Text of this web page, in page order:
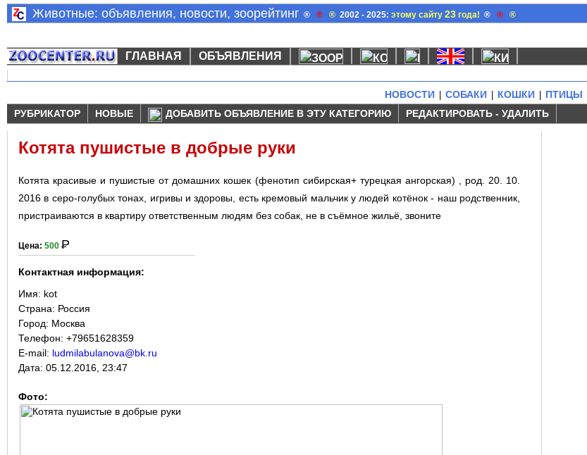
Животные: объявления, новости, зоорейтинг ® ® ® 2002 - 2025:этому сайту23 года! ® ® ®
ГЛАВНАЯ ОБЪЯВЛЕНИЯ
НОВОСТИ СОБАКИ КОШКИ ПТИЦЫ
РУБРИКАТОР
НОВЫЕ ДОБАВИТЬ ОБЪЯВЛЕНИЕ В ЭТУ КАТЕГОРИЮ РЕДАКТИРОВАТЬ - УДАЛИТЬ
Котята пушистые в добрые руки
Котята красивые и пушистые от домашних кошек (фенотип сибирская+ турецкая ангорская) , род. 20. 10.
2016 в серо-голубых тонах, игривы и здоровы, есть кремовый мальчик у людей котёнок - наш родственник,
пристраиваются в квартиру ответственным людям без собак, не в съёмное жильё, звоните
Цена: 500 Р
Контактная информация:
Имя: kot
Страна: Россия
Город: Москва
Телефон: +79651628359
E-mail: ludmilabulanova@bk.ru
Дата: 05.12.2016, 23:47
Фото: